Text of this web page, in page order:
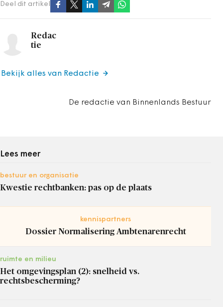
Deel dit artikel
Redac
tie
De redactie van Binnenlands Bestuur
Bekijk alles van Redactie
Lees meer
bestuur en organisatie
Kwestie rechtbanken: pas op de plaats
kennispartners
Dossier Normalisering Ambtenarenrecht
ruimte en milieu
Het omgevingsplan (2): snelheid vs.
rechtsbescherming?